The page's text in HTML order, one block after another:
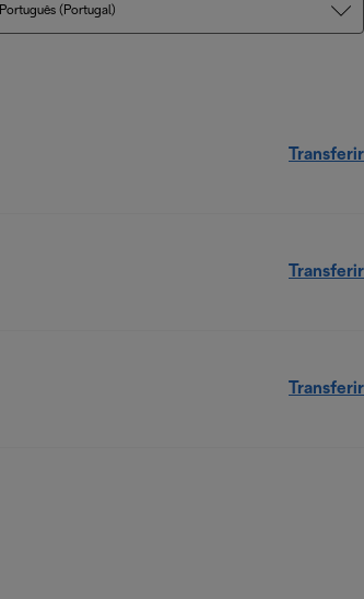
Português (Portugal)
Transferir
Transferir
Transferir